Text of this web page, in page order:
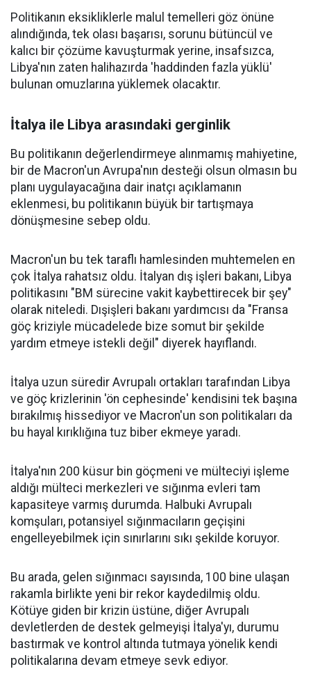
Politikanın eksikliklerle malul temelleri göz önüne
alındığında, tek olası başarısı, sorunu bütüncül ve
kalıcı bir çözüme kavuşturmak yerine, insafsızca,
Libya'nın zaten halihazırda 'haddinden fazla yüklü'
bulunan omuzlarına yüklemek olacaktır.
İtalya ile Libya arasındaki gerginlik
Bu politikanın değerlendirmeye alınmamış mahiyetine,
bir de Macron'un Avrupa'nın desteği olsun olmasın bu
planı uygulayacağına dair inatçı açıklamanın
eklenmesi, bu politikanın büyük bir tartışmaya
dönüşmesine sebep oldu.
Macron'un bu tek taraflı hamlesinden muhtemelen en
çok İtalya rahatsız oldu. İtalyan dış işleri bakanı, Libya
politikasını "BM sürecine vakit kaybettirecek bir şey"
olarak niteledi. Dışişleri bakanı yardımcısı da "Fransa
göç kriziyle mücadelede bize somut bir şekilde
yardım etmeye istekli değil" diyerek hayıflandı.
İtalya uzun süredir Avrupalı ortakları tarafından Libya
ve göç krizlerinin 'ön cephesinde' kendisini tek başına
bırakılmış hissediyor ve Macron'un son politikaları da
bu hayal kırıklığına tuz biber ekmeye yaradı.
İtalya'nın 200 küsur bin göçmeni ve mülteciyi işleme
aldığı mülteci merkezleri ve sığınma evleri tam
kapasiteye varmış durumda. Halbuki Avrupalı
komşuları, potansiyel sığınmacıların geçişini
engelleyebilmek için sınırlarını sıkı şekilde koruyor.
Bu arada, gelen sığınmacı sayısında, 100 bine ulaşan
rakamla birlikte yeni bir rekor kaydedilmiş oldu.
Kötüye giden bir krizin üstüne, diğer Avrupalı
devletlerden de destek gelmeyişi İtalya'yı, durumu
bastırmak ve kontrol altında tutmaya yönelik kendi
politikalarına devam etmeye sevk ediyor.